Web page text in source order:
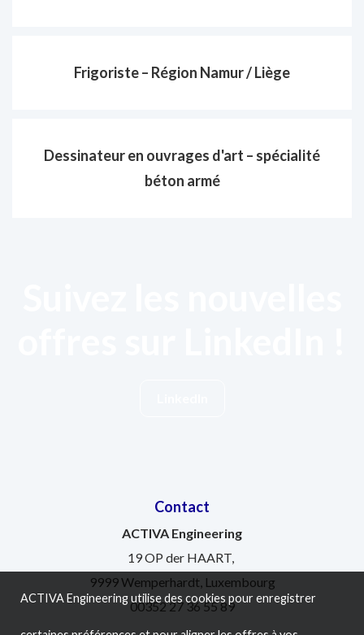
Frigoriste – Région Namur / Liège
Dessinateur en ouvrages d'art – spécialité
béton armé
Contact
ACTIVA Engineering
19 OP der HAART,
9999 Wemperhardt, Luxembourg
00352 27 36 55 89
ACTIVA Engineering utilise des cookies pour enregistrer